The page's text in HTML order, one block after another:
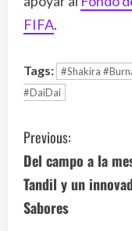
FIFA.
Tags: #Shakira
#DaiDai
C
o
n
Previous:
Del campo a la
Tandil y un
Sabores